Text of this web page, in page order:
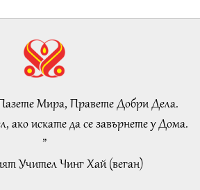
Пророчество част 413 –
Любов със Спасителя, за да
разсеем бедствията
2026-08-09 Преглед
Eating Our Way To Extinction,
Мира, Правете Добри Дела.
ако искате да се завърнете у Дома.
”
Учител Чинг Хай (веган)